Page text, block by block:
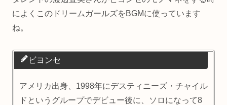
によくこのドリームガールズをBGMに使っています
ね。
ビヨンセ
アメリカ出身、1998年にデスティニーズ・チャイル
ドというグループでデビュー後に、ソロになって8